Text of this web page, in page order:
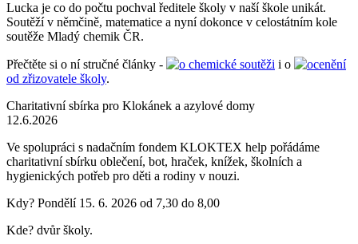
Lucka je co do počtu pochval ředitele školy v naší škole unikát.
Soutěží v němčině, matematice a nyní dokonce v celostátním kole
soutěže Mladý chemik ČR.
Přečtěte si o ní stručné články - o chemické soutěži i o
ocenění
od zřizovatele školy.
Charitativní sbírka pro Klokánek a azylové domy
12.6.2026
Ve spolupráci s nadačním fondem KLOKTEX help pořádáme
charitativní sbírku oblečení, bot, hraček, knížek, školních a
hygienických potřeb pro děti a rodiny v nouzi.
Kdy? Pondělí 15. 6. 2026 od 7,30 do 8,00
Kde? dvůr školy.